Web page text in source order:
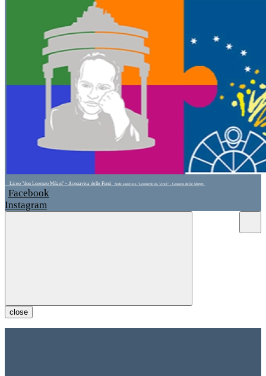
Liceo "don Lorenzo Milani" - Acquaviva delle Fonti Sede associata "Leonardo da Vinci" - Cassano delle Murge
Facebook
Instagram
close